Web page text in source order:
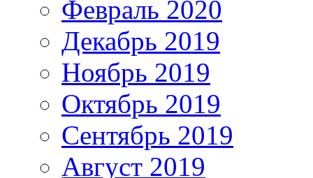
Февраль 2020
Декабрь 2019
Ноябрь 2019
Октябрь 2019
Сентябрь 2019
Август 2019